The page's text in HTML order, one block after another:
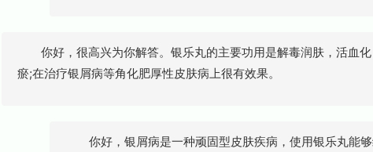
你好，很高兴为你解答。银乐丸的主要功用是解毒润肤，活血化
瘀;在治疗银屑病等角化肥厚性皮肤病上很有效果。
你好，银屑病是一种顽固型皮肤疾病，使用银乐丸能